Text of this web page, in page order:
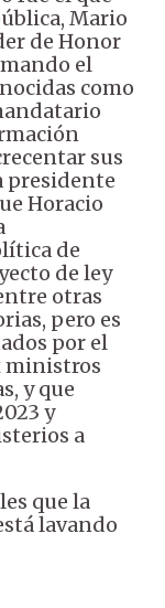
Mario
de Honor
el
como
sus
presidente
Horacio
de
de ley
otras
pero es
por el
ministros
y que
y
a
que la
lavando